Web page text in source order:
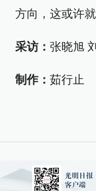
方向，这或许
采访： 张晓旭
制作： 茹行止